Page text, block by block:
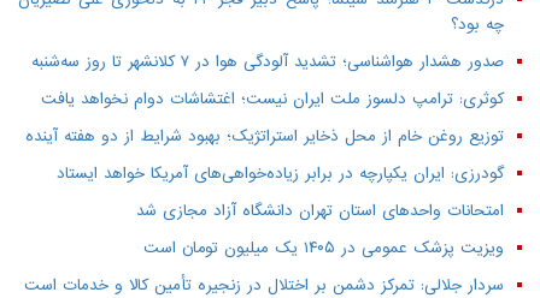
چه بود؟
صدور هشدار هواشناسی؛ تشدید آلودگی هوا در ۷ کلانشهر تا روز سه‌شنبه
کوثری: ترامپ دلسوز ملت ایران نیست؛ اغتشاشات دوام نخواهد یافت
توزیع روغن خام از محل ذخایر استراتژیک؛ بهبود شرایط از دو هفته آینده
گودرزی: ایران یکپارچه در برابر زیاده‌خواهی‌های آمریکا خواهد ایستاد
امتحانات واحدهای استان تهران دانشگاه آزاد مجازی شد
ویزیت پزشک عمومی در ۱۴۰۵ یک میلیون تومان است
سردار جلالی: تمرکز دشمن بر اختلال در زنجیره تأمین کالا و خدمات است